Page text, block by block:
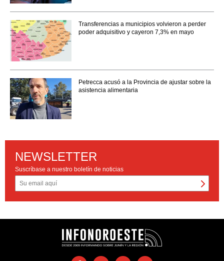
Transferencias a municipios volvieron a perder
poder adquisitivo y cayeron 7,3% en mayo
Petrecca acusó a la Provincia de ajustar sobre la
asistencia alimentaria
NEWSLETTER
Suscríbase a nuestro boletín de noticias